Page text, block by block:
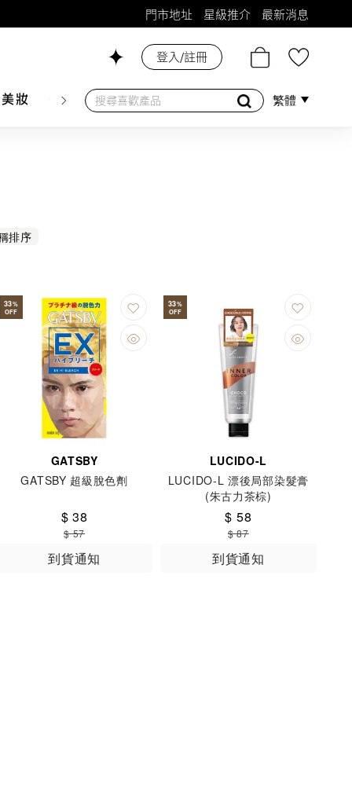
門市地址 星級推介 最新消息
妝 香水香薰 個人護理 母嬰護理 遊戲及精品
登入/註冊
繁體
排序
33%
OFF
GATSBY
GATSBY 超級脫色劑
$ 38
$ 57
到貨通知
33%
OFF
LUCIDO-L
LUCIDO-L 漂後局部染髮膏
(朱古力茶棕)
$ 58
$ 87
到貨通知